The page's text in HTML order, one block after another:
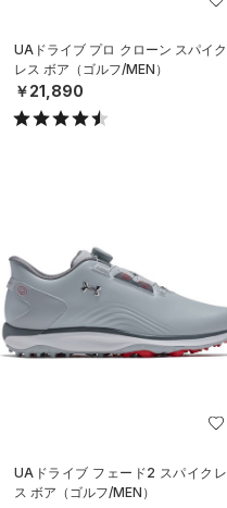
UAドライブ プロ クローン スパイク
レス ボア（ゴルフ/MEN）
￥21,890
UAドライブ フェード2 スパイクレ
ス ボア（ゴルフ/MEN）